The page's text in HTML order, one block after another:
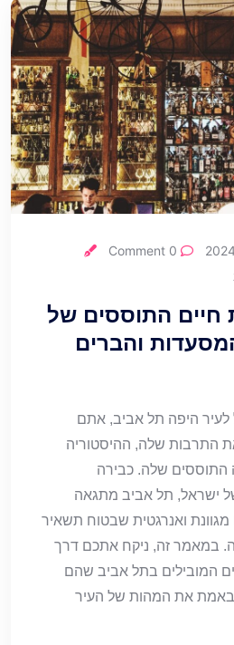
חיים התוססים של
והברים
לעיר היפה תל אביב, אתם
התרבות שלה, ההיסטוריה
התוססים שלה. כבירה
ישראל, תל אביב מתגאה
ואנרגטית שבטוח תשאיר
במאמר זה, ניקח אתכם דרך
המובילים בתל אביב שהם
באמת את המהות של העיר